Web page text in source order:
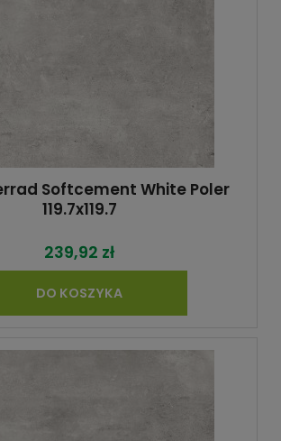
Softcement White Poler
119.7x119.7
239,92 zł
DO KOSZYKA